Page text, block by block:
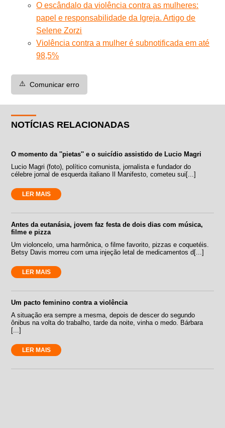
O escândalo da violência contra as mulheres:
papel e responsabilidade da Igreja. Artigo de
Selene Zorzi
Violência contra a mulher é subnotificada em até
98,5%
⚠️ Comunicar erro
NOTÍCIAS RELACIONADAS
O momento da ''pietas'' e o suicídio assistido de Lucio Magri
Lucio Magri (foto), político comunista, jornalista e fundador do
célebre jornal de esquerda italiano Il Manifesto, cometeu sui[...]
LER MAIS
Antes da eutanásia, jovem faz festa de dois dias com música,
filme e pizza
Um violoncelo, uma harmônica, o filme favorito, pizzas e coquetéis.
Betsy Davis morreu com uma injeção letal de medicamentos d[...]
LER MAIS
Um pacto feminino contra a violência
A situação era sempre a mesma, depois de descer do segundo
ônibus na volta do trabalho, tarde da noite, vinha o medo. Bárbara
[...]
LER MAIS